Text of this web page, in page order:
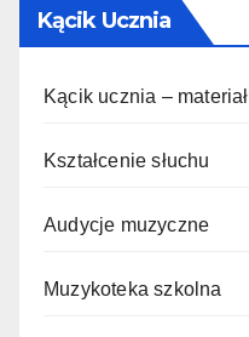
Kącik Ucznia
Kącik ucznia –
Kształcenie słuchu
Audycje muzyczne
Muzykoteka szkolna